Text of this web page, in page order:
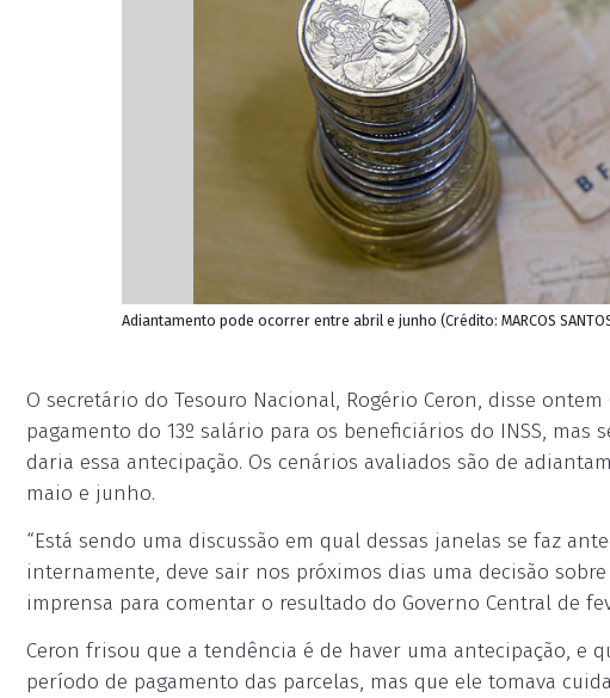
Adiantamento pode ocorrer entre abril e junho (Crédito: MARCOS SANTOS
O secretário do Tesouro Nacional, Rogério Ceron, disse
pagamento do 13º salário para os beneficiários do INSS, mas
daria essa antecipação. Os cenários avaliados são de
maio e junho.
“Está sendo uma discussão em qual dessas janelas se faz
internamente, deve sair nos próximos dias uma decisão
imprensa para comentar o resultado do Governo Central de
Ceron frisou que a tendência é de haver uma antecipação, e
período de pagamento das parcelas, mas que ele tomava